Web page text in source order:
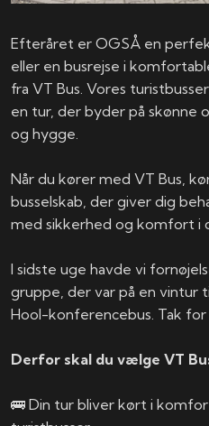
Efteråret er OGSÅ en
eller en busrejse i
fra VT Bus. Vores
en tur, der byder på skønne
og hygge.
Når du kører med VT Bus,
busselskab, der giver dig
med sikkerhed og komfort i
I sidste uge havde vi
gruppe, der var på en vintur
Hool-konferencebus. Tak for
Derfor skal du vælge VT
🚌 Din tur bliver kørt i